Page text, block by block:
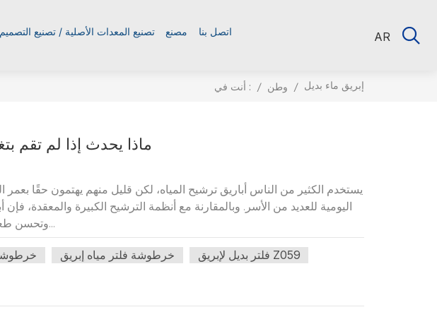
تصنيع المعدات الأصلية / تصنيع مصنع اتصل بنا AR
أنت في : / وطن / إبريق ماء بديل
ماذا يحدث إذا لم تقم
يستخدم الكثير من الناس أباريق ترشيح المياه، لكن قليل منهم يهتمون حقًا بعمر
اليومية للعديد من الأسر. وبالمقارنة مع أنظمة الترشيح الكبيرة والمعقدة، فإن
وتحسن طعم مياه الصنبور بسرعة، مما يجعلها شائعة بشكل...
خرطوشة خرطوشة فلتر مياه إبريق
فلتر بديل لإبريق Z059